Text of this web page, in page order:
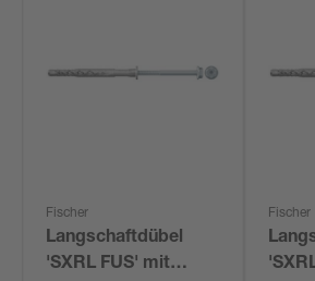
Fischer
Langschaftdübel
'SXRL FUS' mit
Fischer